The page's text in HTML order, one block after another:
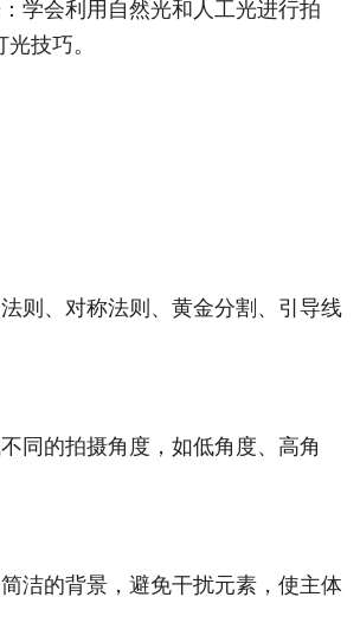
学会利用自然光和人工光进行拍
技巧。
则、对称法则、黄金分割、引导线
同的拍摄角度，如低角度、高角
洁的背景，避免干扰元素，使主体